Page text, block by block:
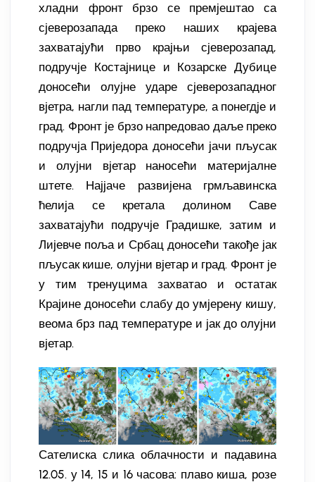
хладни фронт брзо се премјештао са
сјеверозапада преко наших крајева
захватајући прво крајњи сјеверозапад,
подручје Костајнице и Козарске Дубице
доносећи олујне ударе сјеверозападног
вјетра, нагли пад температуре, а понегдје и
град. Фронт је брзо напредовао даље преко
подручја Приједора доносећи јачи пљусак
и олујни вјетар наносећи материјалне
штете. Најјаче развијена грмљавинска
ћелија се кретала долином Саве
захватајући подручје Градишке, затим и
Лијевче поља и Србац доносећи такође јак
пљусак кише, олујни вјетар и град. Фронт је
у тим тренуцима захватао и остатак
Крајине доносећи слабу до умјерену кишу,
веома брз пад температуре и јак до олујни
вјетар.
Сателиска слика облачности и падавина
12.05. у 14, 15 и 16 часова: плаво киша, розе